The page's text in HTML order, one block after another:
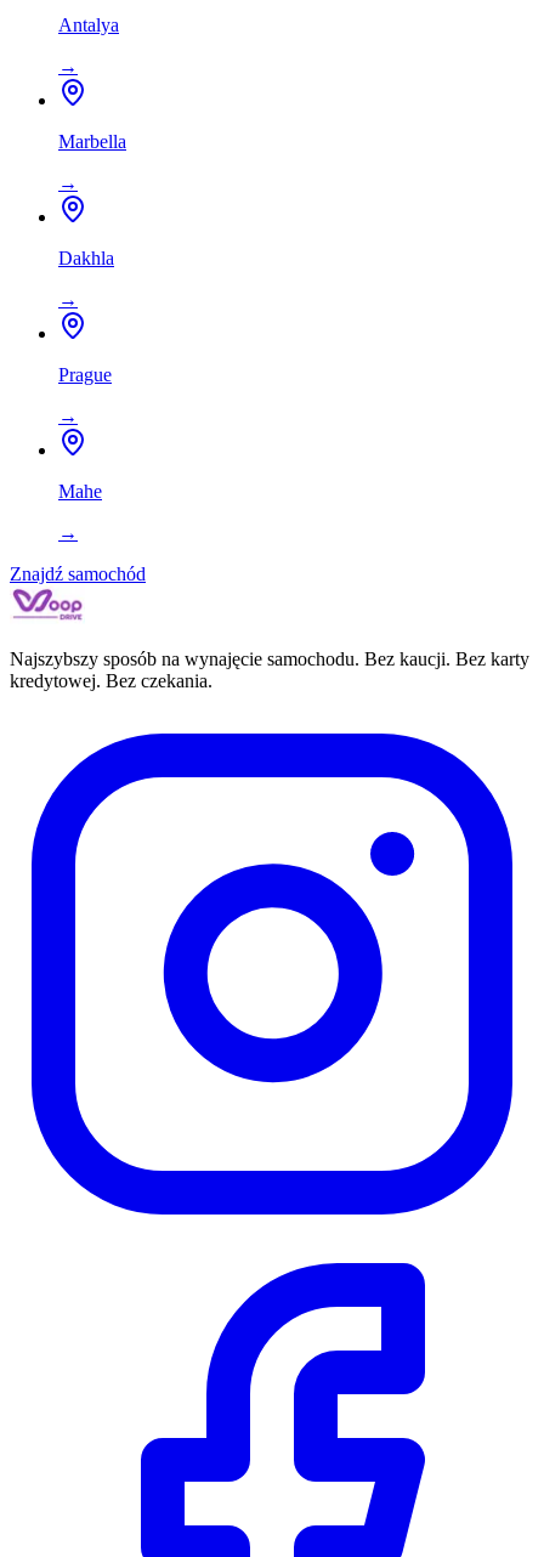
Antalya
→
Marbella
→
Dakhla
→
Prague
→
Mahe
→
Znajdź samochód
Najszybszy sposób na wynajęcie samochodu. Bez kaucji. Bez karty
kredytowej. Bez czekania.